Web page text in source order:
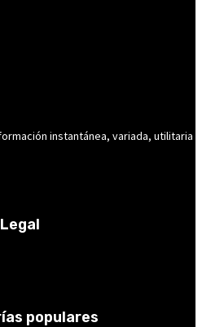
instantánea, variada, utilitaria
Legal
populares